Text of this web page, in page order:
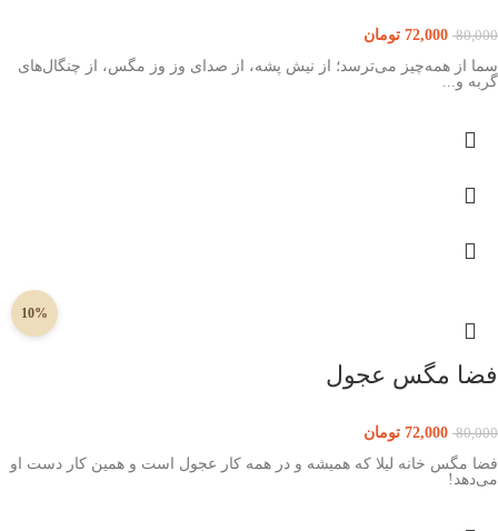
80,000
72,000 تومان
سما از همه‌چیز می‌ترسد؛ از نیش پشه، از صدای وز وز مگس، از چنگال‌های
گربه و...
10%
فضا مگس عجول
80,000
72,000 تومان
فضا مگس خانه لیلا که همیشه و در همه کار عجول است و همین کار دست او
می‌دهد!